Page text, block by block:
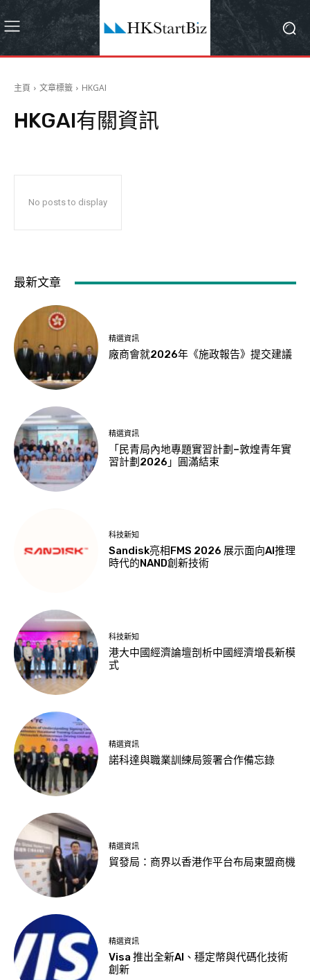
主頁 文章標籤 HKGAI
HKGAI有關資訊
No posts to display
最新文章
精選資訊
廠商會就2026年《施政報告》提交建議
精選資訊
「民青局內地專題實習計劃–敦煌青年實
習計劃2026」圓滿結束
科技新知
Sandisk亮相FMS 2026 展示面向AI推理
時代的NAND創新技術
科技新知
港大中國經濟論壇剖析中國經濟增長新模
式
精選資訊
諾科達與職業訓練局簽署合作備忘錄
精選資訊
貿發局：商界以香港作平台布局東盟商機
精選資訊
Visa 推出全新AI、穩定幣與代碼化技術
創新